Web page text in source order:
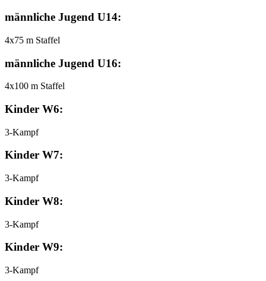
männliche Jugend U14:
4x75 m Staffel
männliche Jugend U16:
4x100 m Staffel
Kinder W6:
3-Kampf
Kinder W7:
3-Kampf
Kinder W8:
3-Kampf
Kinder W9:
3-Kampf